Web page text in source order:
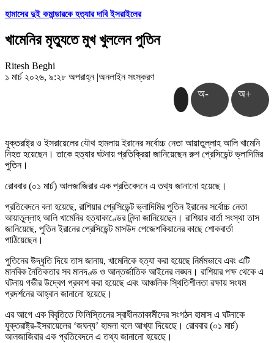
হামাসের দুই কমান্ডারকে হত্যার দাবি ইসরাইলের
খামেনির মৃত্যুতে মুখ খুললেন পুতিন
Ritesh Beghi
১ মার্চ ২০২৬, ৯:২৮ অপরাহ্ন |অনলাইন সংস্করণ
অ- অ+
যুক্তরাষ্ট্র ও ইসরায়েলের যৌথ হামলায় ইরানের সর্বোচ্চ নেতা আয়াতুল্লাহ আলি খামেনি
নিহত হয়েছেন। তাকে হত্যার ঘটনায় প্রতিক্রিয়া জানিয়েছেন রুশ প্রেসিডেন্ট ভ্লাদিমির
পুতিন।
রোববার (০১ মার্চ) আলজাজিরার এক প্রতিবেদনে এ তথ্য জানানো হয়েছে।
প্রতিবেদনে বলা হয়েছে, রাশিয়ার প্রেসিডেন্ট ভ্লাদিমির পুতিন ইরানের সর্বোচ্চ নেতা
আয়াতুল্লাহ আলি খামেনির হত্যাকাণ্ডের নিন্দা জানিয়েছেন। রাশিয়ার বার্তা সংস্থা তাস
জানিয়েছে, পুতিন ইরানের প্রেসিডেন্ট মাসউদ পেজেশকিয়ানের কাছে শোকবার্তা
পাঠিয়েছেন।
পুতিনের উদ্ধৃতি দিয়ে তাস জানায়, খামেনিকে হত্যা করা হয়েছে নির্মমভাবে এবং এটি
মানবিক নৈতিকতার সব মানদণ্ড ও আন্তর্জাতিক আইনের লঙ্ঘন। রাশিয়ার পক্ষ থেকে এ
ঘটনায় গভীর উদ্বেগ প্রকাশ করা হয়েছে এবং আঞ্চলিক স্থিতিশীলতা রক্ষায় সংযম
প্রদর্শনের আহ্বান জানানো হয়েছে।
এর আগে এক বিবৃতিতে ফিলিস্তিনের স্বাধীনতাকামীদের সংগঠন হামাস এ ঘটনাকে
যুক্তরাষ্ট্র-ইসরায়েলের ‘জঘন্য’ হামলা বলে আখ্যা দিয়েছে। রোববার (০১ মার্চ)
আলজাজিরার এক প্রতিবেদনে এ তথ্য জানানো হয়েছে।